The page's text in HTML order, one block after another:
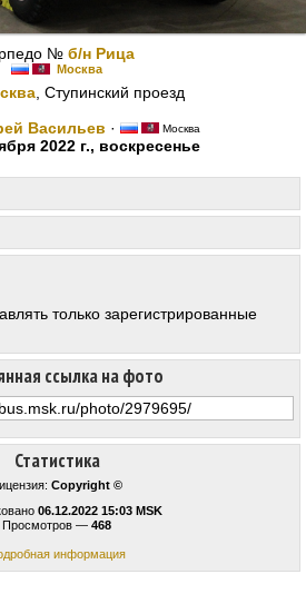
№ б/н Рица
Москва
, Ступинский проезд
Васильев · Москва
2022 г., воскресенье
Статистика
Copyright ©
06.12.2022 15:03 MSK
Просмотров — 468
информация
ссылка на фото
только зарегистрированные